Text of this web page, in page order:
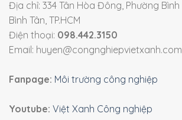
Địa chỉ: 334 Tân Hòa Đông, Phường
Bình Tân, TP.HCM
Điện thoại: 098.442.3150
Email:
Fanpage: Môi trường công nghiệp
Youtube: Việt Xanh Công nghiệp